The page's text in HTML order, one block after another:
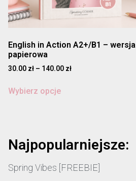
English in Action A2+/B1 – wersja
papierowa
30.00 zł – 140.00 zł
Wybierz opcje
Najpopularniejsze:
Spring Vibes [FREEBIE]